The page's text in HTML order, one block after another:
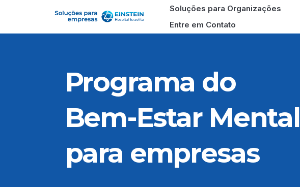
Soluções para Organizações
Entre em Contato
Programa do
Bem-Estar Mental
para empresas